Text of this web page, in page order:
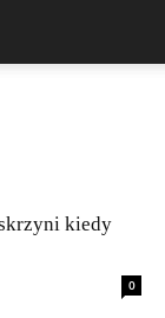
Lexus
Maserati
kiedy
0